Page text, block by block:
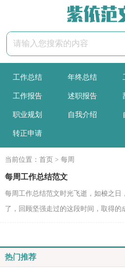
工作总结 年终总结
工作报告 述职报告
职业规划 自我介绍
转正申请
当前位置： 首页 > 每周
每周工作总结范文
每周工作总结范文时光飞逝，如梭之日
了，回顾坚强走过的这段时间，取得的
热门推荐